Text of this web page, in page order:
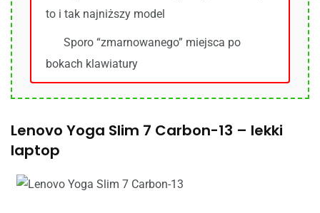
to i tak najniższy model
Sporo “zmarnowanego” miejsca po
bokach klawiatury
Lenovo Yoga Slim 7 Carbon-13 – lekki
laptop